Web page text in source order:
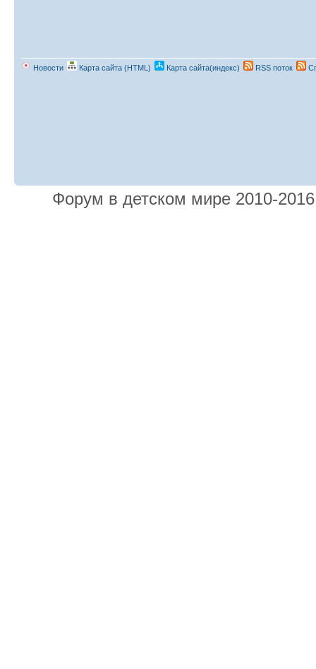
Новости Карта сайта (HTML) Карта сайта(индекс) RSS поток
Форум в детском мире 2010-